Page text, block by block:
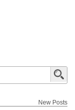
New Posts